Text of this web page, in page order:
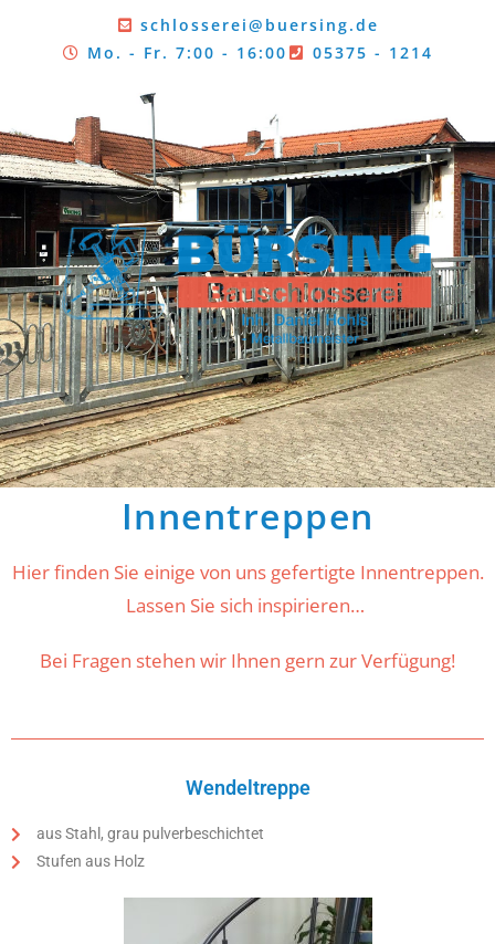
schlosserei@buersing.de
Mo. - Fr. 7:00 - 16:00
05375 - 1214
Innentreppen
Hier finden Sie einige von uns gefertigte Innentreppen.
Lassen Sie sich inspirieren…
Bei Fragen stehen wir Ihnen gern zur Verfügung!
Wendeltreppe
aus Stahl, grau pulverbeschichtet
Stufen aus Holz